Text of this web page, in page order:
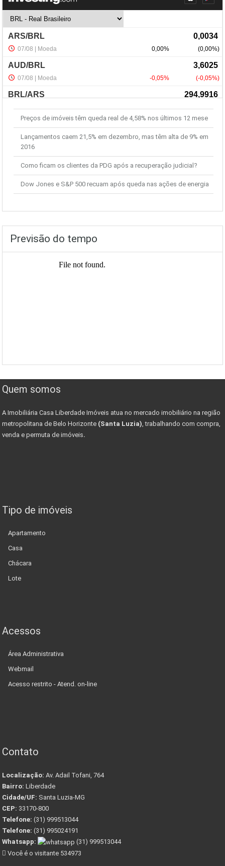
Últimas Notícias
Preços de imóveis têm queda real de 4,58% nos últimos 12 mese
Lançamentos caem 21,5% em dezembro, mas têm alta de 9% em
2016
Como ficam os clientes da PDG após a recuperação judicial?
Dow Jones e S&P 500 recuam após queda nas ações de energia
Previsão do tempo
Quem somos
A Imobiliária Casa Liberdade Imóveis atua no mercado imobiliário na região
metropolitana de Belo Horizonte (Santa Luzia), trabalhando com compra,
venda e permuta de imóveis.
Tipo de imóveis
Apartamento
Casa
Chácara
Lote
Acessos
Área Administrativa
Webmail
Acesso restrito - Atend. on-line
Contato
Localização: Av. Adail Tofani, 764
Bairro: Liberdade
Cidade/UF: Santa Luzia-MG
CEP: 33170-800
Telefone: (31) 999513044
Telefone: (31) 995024191
Whatsapp:
(31) 999513044
Você é o visitante 534973